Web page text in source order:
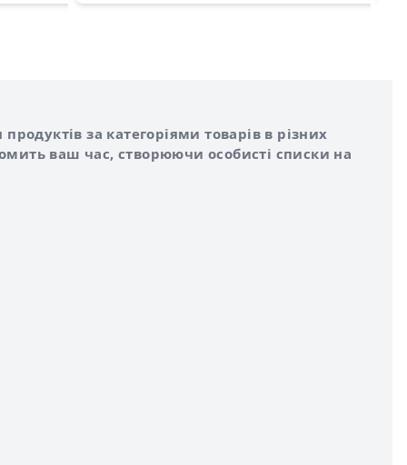
за категоріями товарів в різних
ваш час, створюючи особисті списки на